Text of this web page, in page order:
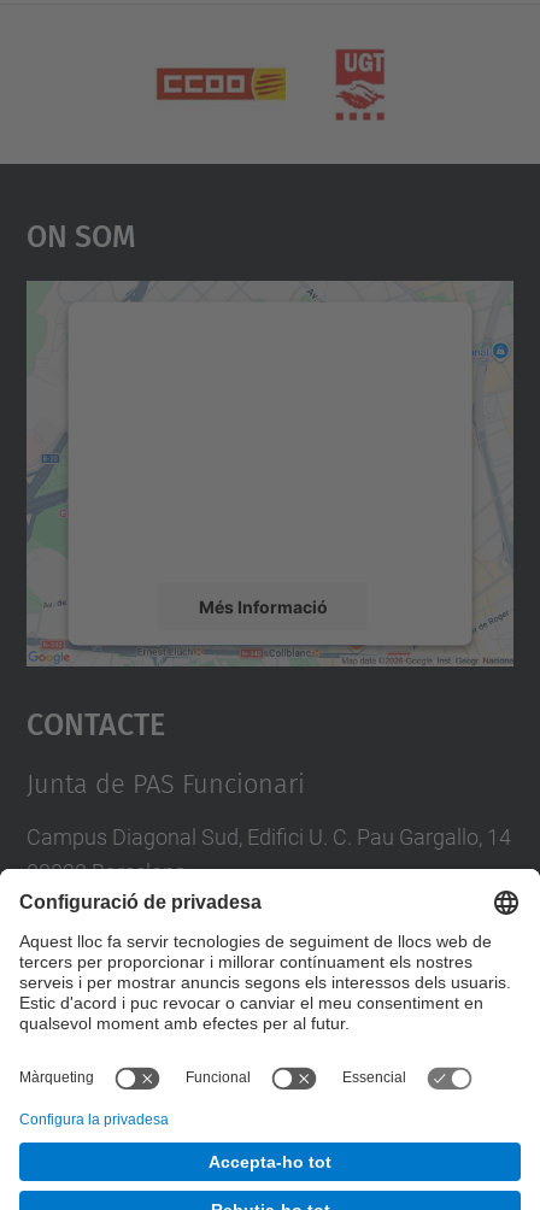
On Som
Més Informació
Accepta
powered by
Contacte
Junta de PAS Funcionari
Campus Diagonal Sud, Edifici U. C. Pau Gargallo, 14
08028 Barcelona
E-mail :junta.pasf@upc.edu
Formulari de contacte
Junta PAS Funcionari